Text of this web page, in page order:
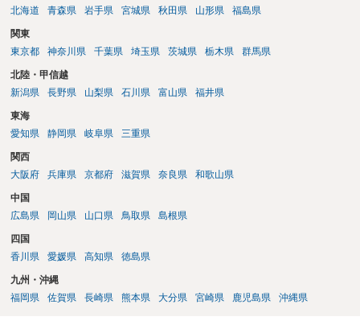
北海道
青森県 岩手県 宮城県 秋田県 山形県 福島県
関東
東京都
神奈川県 千葉県 埼玉県 茨城県 栃木県 群馬県
北陸・甲信越
新潟県
長野県 山梨県 石川県 富山県 福井県
東海
愛知県
静岡県 岐阜県 三重県
関西
大阪府
兵庫県 京都府 滋賀県 奈良県 和歌山県
中国
広島県
岡山県 山口県 鳥取県 島根県
四国
香川県
愛媛県 高知県 徳島県
九州・沖縄
福岡県
佐賀県 長崎県 熊本県 大分県 宮崎県 鹿児島県 沖縄県